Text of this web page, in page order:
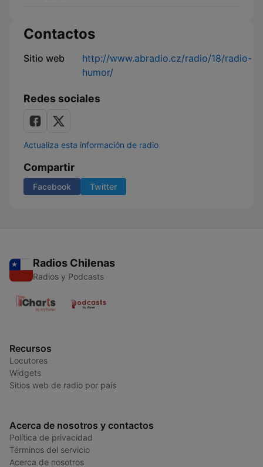
Contactos
Sitio web
http://www.abradio.cz/radio/18/radio-
humor/
Redes sociales
Actualiza esta información de radio
Compartir
Facebook Twitter
Radios Chilenas
Radios y Podcasts
Recursos
Locutores
Widgets
Sitios web de radio por país
Acerca de nosotros y contactos
Política de privacidad
Términos del servicio
Acerca de nosotros